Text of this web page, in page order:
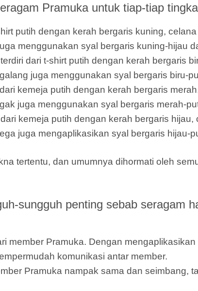
Pramuka untuk tiap-tiap
putih dengan kerah bergaris kuning,
menggunakan syal bergaris kuning-hijau
dari t-shirt putih dengan kerah bergaris
juga menggunakan syal bergaris biru-
kemeja putih dengan kerah bergaris
juga menggunakan syal bergaris merah-
kemeja putih dengan kerah bergaris
juga mengaplikasikan syal bergaris hijau-
tertentu, dan umumnya dihormati oleh
sungguh penting sebab seragam
member Pramuka. Dengan
komunikasi antar member.
Pramuka nampak sama dan seimbang,